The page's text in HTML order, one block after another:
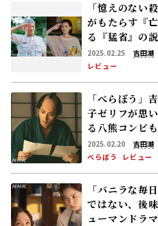
「憶えのない
がもたらす『
る『猛省』の説
2025.02.25
吉田潮
レビュー
「べらぼう」
子ゼリフが思
る八熊コンビ
2025.02.20
吉田潮
べらぼう
レビュー
「バニラな毎
ではない、後
ューマンドラマ